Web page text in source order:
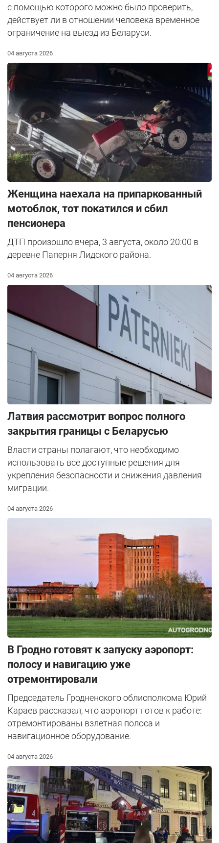
с помощью которого можно было проверить,
действует ли в отношении человека временное
ограничение на выезд из Беларуси.
04 августа 2026
Женщина наехала на припаркованный
мотоблок, тот покатился и сбил
пенсионера
ДТП произошло вчера, 3 августа, около 20:00 в
деревне Паперня Лидского района.
04 августа 2026
Латвия рассмотрит вопрос полного
закрытия границы с Беларусью
Власти страны полагают, что необходимо
использовать все доступные решения для
укрепления безопасности и снижения давления
миграции.
04 августа 2026
В Гродно готовят к запуску аэропорт:
полосу и навигацию уже
отремонтировали
Председатель Гродненского облисполкома Юрий
Караев рассказал, что аэропорт готов к работе:
отремонтированы взлетная полоса и
навигационное оборудование.
04 августа 2026